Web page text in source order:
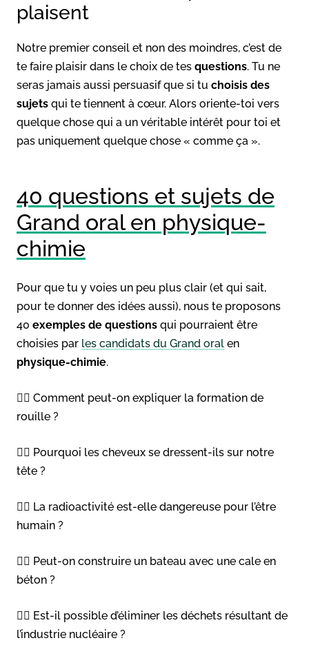
plaisent
Notre premier conseil et non des moindres, c’est de
te faire plaisir dans le choix de tes questions. Tu ne
seras jamais aussi persuasif que si tu choisis des
sujets qui te tiennent à cœur. Alors oriente-toi vers
quelque chose qui a un véritable intérêt pour toi et
pas uniquement quelque chose « comme ça ».
40 questions et sujets de
Grand oral en physique-
chimie
Pour que tu y voies un peu plus clair (et qui sait,
pour te donner des idées aussi), nous te proposons
40 exemples de questions qui pourraient être
choisies par les candidats du Grand oral en
physique-chimie.
👉🏻 Comment peut-on expliquer la formation de
rouille ?
👉🏻 Pourquoi les cheveux se dressent-ils sur notre
tête ?
👉🏻 La radioactivité est-elle dangereuse pour l’être
humain ?
👉🏻 Peut-on construire un bateau avec une cale en
béton ?
👉🏻 Est-il possible d’éliminer les déchets résultant de
l’industrie nucléaire ?